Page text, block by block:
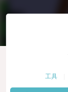
工具